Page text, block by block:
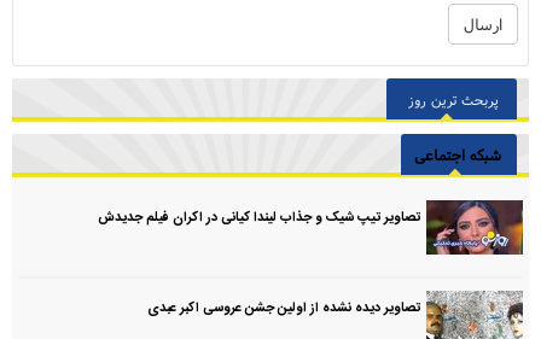
پربحث ترین روز
شبکه اجتماعی
تصاویر تیپ شیک و جذاب لیندا کیانی در اکران فیلم جدیدش
تصاویر دیده نشده از اولین جشن عروسی اکبر عبدی